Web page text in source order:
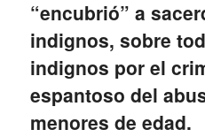
“encubrió” a
indignos, sobre
indignos por el
espantoso del
menores de edad.